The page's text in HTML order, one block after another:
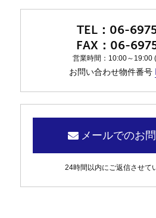
06-
06-
営業時間：10:00～19:00
お問い合わせ物件番号
メールでのお
24時間以内にご返信させて